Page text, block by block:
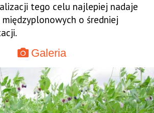
tego celu najlepiej nadaje
o średniej
Galeria